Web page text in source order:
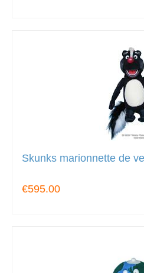
Skunks marionnette de
€595.00